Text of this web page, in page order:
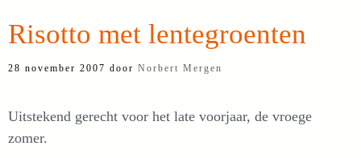
Risotto met lentegroenten
28 november 2007 door Norbert Mergen
Uitstekend gerecht voor het late voorjaar, de vroege
zomer.